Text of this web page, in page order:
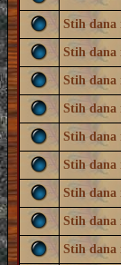
Stih dana
Stih dana
Stih dana
Stih dana
Stih dana
Stih dana
Stih dana
Stih dana
Stih dana